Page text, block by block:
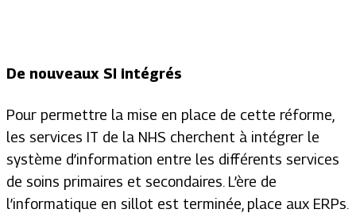
De nouveaux SI intégrés
Pour permettre la mise en place de cette réforme,
les services IT de la NHS cherchent à intégrer le
système d’information entre les différents services
de soins primaires et secondaires. L’ère de
l’informatique en sillot est terminée, place aux ERPs.